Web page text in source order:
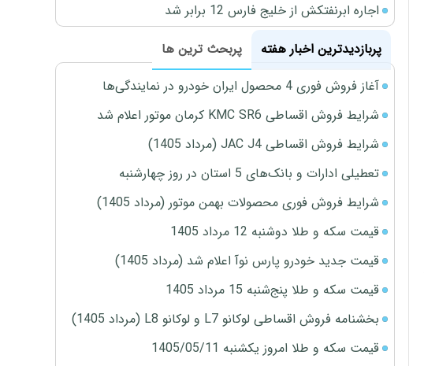
اجاره ابرنفتکش از خلیج فارس 12 برابر شد
پربازدیدترین اخبار هفته
پربحث ترین ها
آغاز فروش فوری 4 محصول ایران خودرو در نمایندگی‌ها
شرایط فروش اقساطی KMC SR6 کرمان موتور اعلام شد
شرایط فروش اقساطی JAC J4 (مرداد 1405)
تعطیلی ادارات و بانک‌های 5 استان در روز چهارشنبه
شرایط فروش فوری محصولات بهمن موتور (مرداد 1405)
قیمت سکه و طلا دوشنبه 12 مرداد 1405
قیمت جدید خودرو پارس نوآ اعلام شد (مرداد 1405)
قیمت سکه و طلا پنج‌شنبه 15 مرداد 1405
بخشنامه فروش اقساطی لوکانو L7 و لوکانو L8 (مرداد 1405)
قیمت سکه و طلا امروز یکشنبه 1405/05/11